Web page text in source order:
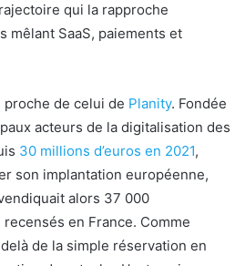
qui la rapproche
mêlant SaaS, paiements et
de celui de Planity. Fondée
acteurs de la digitalisation des
30 millions d’euros en 2021,
son implantation européenne,
alors 37 000
en France. Comme
de la simple réservation en